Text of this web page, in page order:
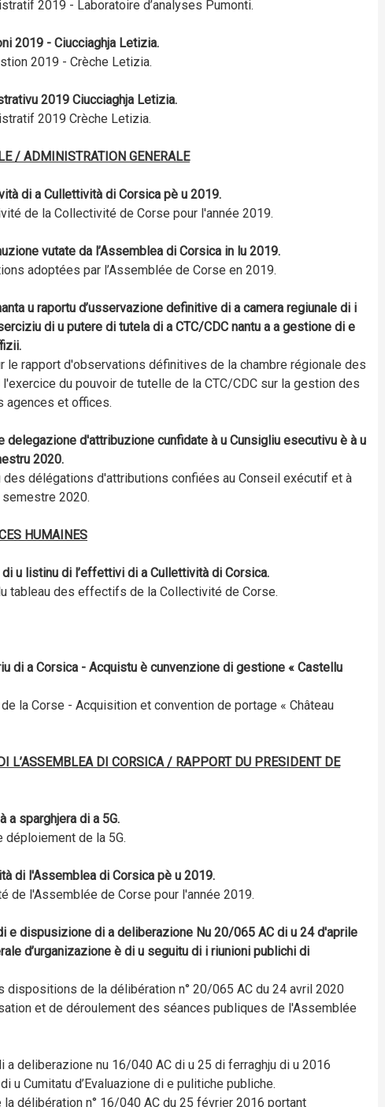
2019 - Laboratoire d’analyses Pumonti.
2019 - Ciucciaghja Letizia.
2019 - Crèche Letizia.
2019 Ciucciaghja Letizia.
2019 Crèche Letizia.
/ ADMINISTRATION GENERALE
di a Cullettività di Corsica pè u 2019.
de la Collectivité de Corse pour l'année 2019.
vutate da l’Assemblea di Corsica in lu 2019.
adoptées par l’Assemblée de Corse en 2019.
u raportu d’usservazione definitive di a camera regiunale di i
di u putere di tutela di a CTC/CDC nantu a a gestione di e
le rapport d'observations définitives de la chambre régionale des
du pouvoir de tutelle de la CTC/CDC sur la gestion des
agences et offices.
delegazione d'attribuzione cunfidate à u Cunsigliu esecutivu è à u
2020.
des délégations d'attributions confiées au Conseil exécutif et à
2020.
HUMAINES
u listinu di l’effettivi di a Cullettività di Corsica.
tableau des effectifs de la Collectivité de Corse.
di a Corsica - Acquistu è cunvenzione di gestione « Castellu
la Corse - Acquisition et convention de portage « Château
L’ASSEMBLEA DI CORSICA / RAPPORT DU PRESIDENT DE
a sparghjera di a 5G.
déploiement de la 5G.
di l'Assemblea di Corsica pè u 2019.
de l'Assemblée de Corse pour l'année 2019.
e dispusizione di a deliberazione Nu 20/065 AC di u 24 d'aprile
d’urganizazione è di u seguitu di i riunioni publichi di
dispositions de la délibération n° 20/065 AC du 24 avril 2020
et de déroulement des séances publiques de l'Assemblée
a deliberazione nu 16/040 AC di u 25 di ferraghju di u 2016
u Cumitatu d’Evaluazione di e pulitiche publiche.
délibération n° 16/040 AC du 25 février 2016 portant